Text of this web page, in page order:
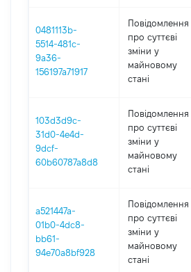
0481113b-
5514-481c-
9a36-
156197a71917
Повідомлення
про суттєві
зміни y
майновому
стані
103d3d9c-
31d0-4e4d-
9dcf-
60b60787a8d8
Повідомлення
про суттєві
зміни y
майновому
стані
a521447a-
01b0-4dc8-
bb61-
94e70a8bf928
Повідомлення
про суттєві
зміни y
майновому
стані